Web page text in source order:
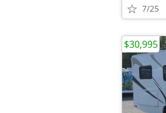
7/25
$30,995